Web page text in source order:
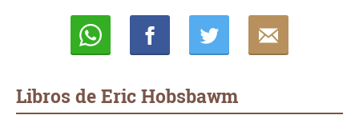
Libros de Eric Hobsbawm